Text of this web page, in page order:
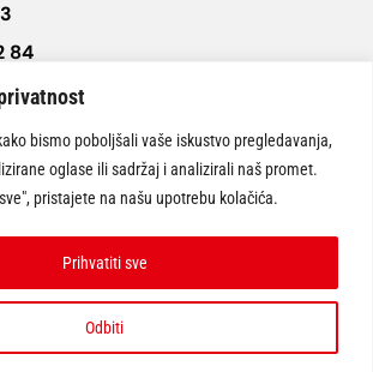
bismo poboljšali vaše iskustvo pregledavanja,
oglase ili sadržaj i analizirali naš promet.
pristajete na našu upotrebu kolačića.
Odbiti
Prihvatiti sve
84
“Trgovine za dom” 2026 | Sva prava pridržana.
Website design: